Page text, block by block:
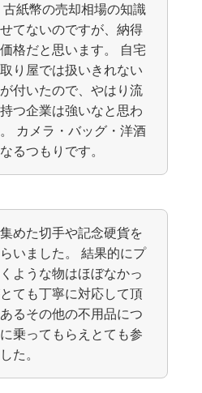
古紙幣の売却相場の知識
てないのですが、納得
格だと思います。 自宅
り屋では扱いきれない
付いたので、やはり流
つ企業は強いなと思わ
カメラ・バッグ・洋酒
るつもりです。
めた切手や記念硬貨を
いました。 結果的にプ
ような物はほぼなかっ
ても丁寧に対応して頂
るその他の不用品につ
乗ってもらえとても参
た。